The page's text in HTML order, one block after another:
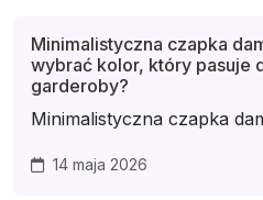
Minimalistyczna czapka
wybrać kolor, który pasuje
garderoby?
Minimalistyczna czapka
14 maja 2026